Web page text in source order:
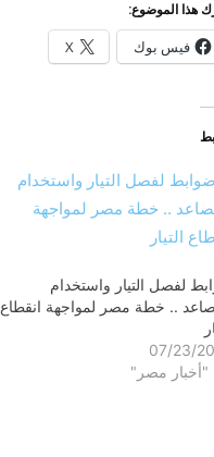
هذا الموضوع:
فيس بوك X
لفصل التيار واستخدام
.. خطة مصر لمواجهة انقطاع
07/23/
مصر"